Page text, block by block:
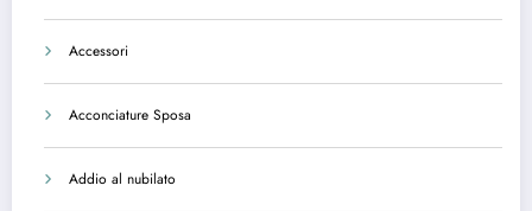
Accessori
Acconciature Sposa
Addio al nubilato